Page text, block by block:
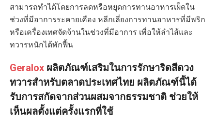
สามารถทำได้โดยการลดหรือหยุดการทานอาหารเผ็ดใน
ช่วงที่มีอาการระคายเคือง หลีกเลี่ยงการทานอาหารที่มีพริก
หรือเครื่องเทศจัดจ้านในช่วงที่มีอาการ เพื่อให้ลำไส้และ
ทวารหนักได้พักฟื้น
Geralox ผลิตภัณฑ์เสริมในการรักษาริดสีดวง
ทวารสำหรับตลาดประเทศไทย ผลิตภัณฑ์นี้ได้
รับการสกัดจากส่วนผสมจากธรรมชาติ ช่วยให้
เห็นผลตั้งแต่ครั้งแรกที่ใช้